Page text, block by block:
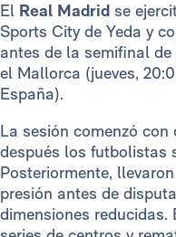
El Real Madrid se
Sports City de Yeda y
antes de la semifinal
el Mallorca (jueves,
España).
La sesión comenzó
después los futbolistas
Posteriormente,
presión antes de
dimensiones